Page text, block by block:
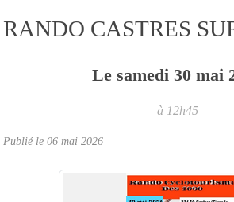
RANDO CASTRES
Le samedi 30 mai
à 12h45
Publié le 06 mai 2026